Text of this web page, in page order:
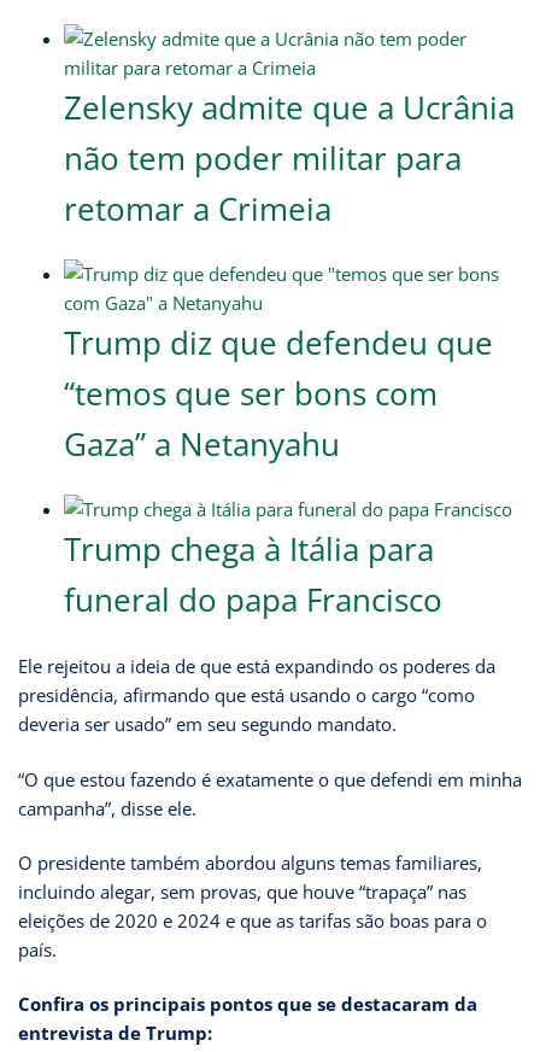
Zelensky admite que a Ucrânia
não tem poder militar para
retomar a Crimeia
Trump diz que defendeu que
“temos que ser bons com
Gaza” a Netanyahu
Trump chega à Itália para
funeral do papa Francisco
Ele rejeitou a ideia de que está expandindo os poderes da
presidência, afirmando que está usando o cargo “como
deveria ser usado” em seu segundo mandato.
“O que estou fazendo é exatamente o que defendi em minha
campanha”, disse ele.
O presidente também abordou alguns temas familiares,
incluindo alegar, sem provas, que houve “trapaça” nas
eleições de 2020 e 2024 e que as tarifas são boas para o
país.
Confira os principais pontos que se destacaram da
entrevista de Trump: